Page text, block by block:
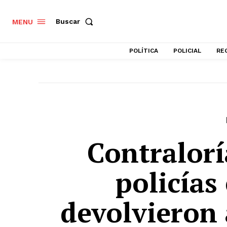
MENU Buscar
POLÍTICA POLICIAL
devolvieron